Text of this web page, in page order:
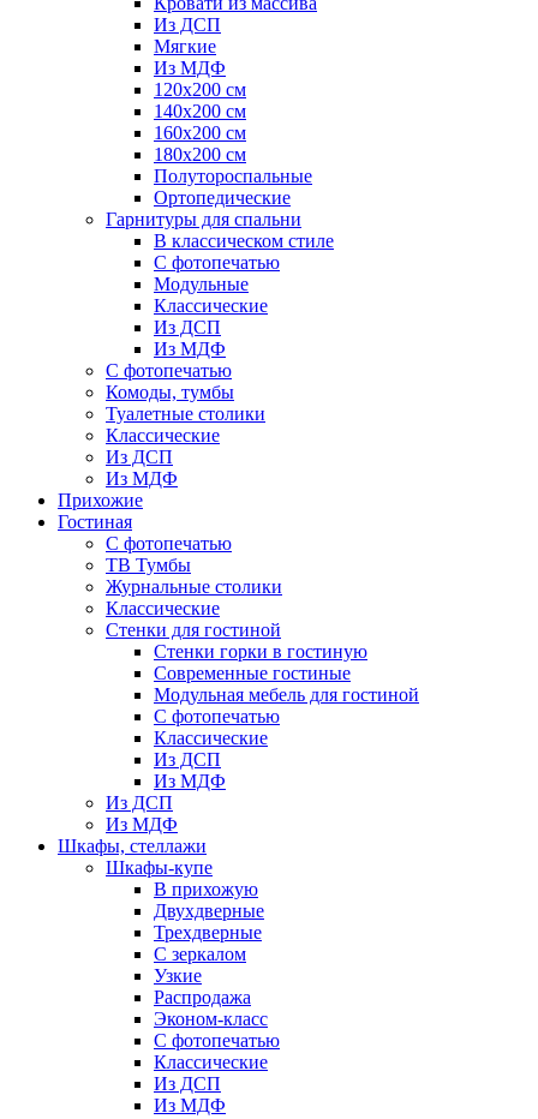
Из ДСП
Мягкие
Из МДФ
120х200 см
140х200 см
160х200 см
180х200 см
Полутороспальные
Ортопедические
Гарнитуры для спальни
В классическом стиле
С фотопечатью
Модульные
Классические
Из ДСП
Из МДФ
С фотопечатью
Комоды, тумбы
Туалетные столики
Классические
Из ДСП
Из МДФ
Прихожие
Гостиная
С фотопечатью
ТВ Тумбы
Журнальные столики
Классические
Стенки для гостиной
Стенки горки в гостиную
Современные гостиные
Модульная мебель для гостиной
С фотопечатью
Классические
Из ДСП
Из МДФ
Из ДСП
Из МДФ
Шкафы, стеллажи
Шкафы-купе
В прихожую
Двухдверные
Трехдверные
С зеркалом
Узкие
Распродажа
Эконом-класс
С фотопечатью
Классические
Из ДСП
Из МДФ